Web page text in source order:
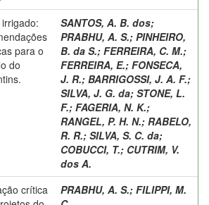
para o
do
SANTOS, A. B. dos;
PRABHU, A. S.; PINHEIRO,
B. da S.; FERREIRA, C. M.;
FERREIRA, E.; FONSECA,
J. R.; BARRIGOSSI, J. A. F.;
SILVA, J. G. da; STONE, L.
F.; FAGERIA, N. K.;
RANGEL, P. H. N.; RABELO,
R. R.; SILVA, S. C. da;
COBUCCI, T.; CUTRIM, V.
dos A.
crítica
PRABHU, A. S.; FILIPPI, M.